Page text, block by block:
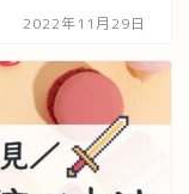
2022年11月29日